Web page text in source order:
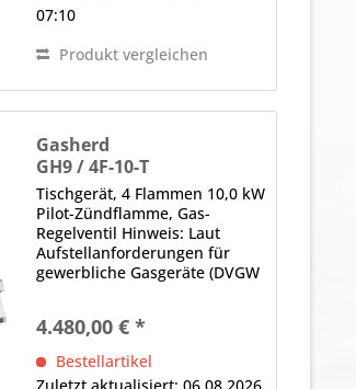
07:10
Produkt vergleichen
Gasherd
GH9 / 4F-10-T
Tischgerät, 4 Flammen 10,0 kW
Pilot-Zündflamme, Gas-
Regelventil Hinweis: Laut
Aufstellanforderungen für
gewerbliche Gasgeräte (DVGW
Anschlusswert ab 14 KW eine
Abführung der Abgase über
die Küchenlüftungsanlagen...
4.480,00 € *
Bestellartikel